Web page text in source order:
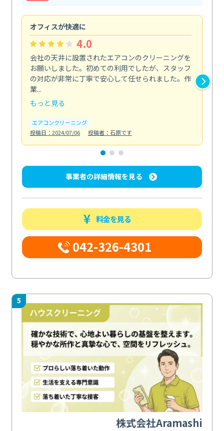
オフィスが快適に
4.0
会社の天井に設置されたエアコンのクリーニングを
お願いしました。初めての利用でしたが、スタッフ
の対応が非常に丁寧で安心して任せられました。作
業...
もっと見る
エアコンクリーニング
投稿日：2024/07/06
投稿者：石原です
事業者の詳細情報を見る
料金を見る
042-326-4301
5
株式会社Aramashi